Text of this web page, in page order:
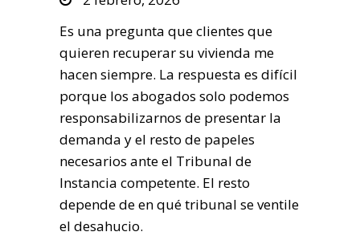
Es una pregunta que clientes que
quieren recuperar su vivienda me
hacen siempre. La respuesta es difícil
porque los abogados solo podemos
responsabilizarnos de presentar la
demanda y el resto de papeles
necesarios ante el Tribunal de
Instancia competente. El resto
depende de en qué tribunal se ventile
el desahucio.